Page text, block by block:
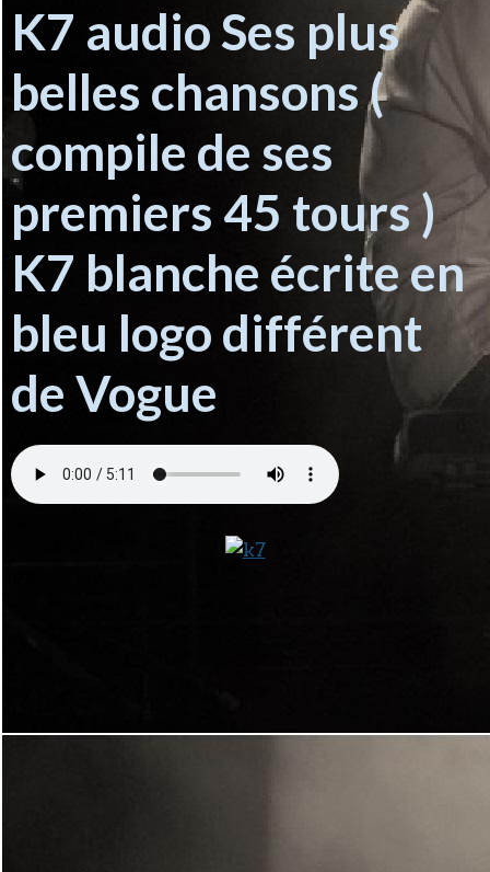
K7 audio Ses plus
belles chansons (
compile de ses
premiers 45 tours )
K7 blanche écrite en
bleu logo différent
de Vogue